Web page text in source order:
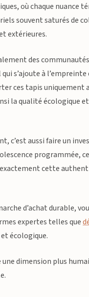
où chaque nuance
souvent saturés de
extérieures.
des
s’ajoute à
ces tapis
la qualité écologique
c’est aussi faire un
programmée,
exactement cette
d’achat durable,
expertes telles que
écologique.
dimension plus